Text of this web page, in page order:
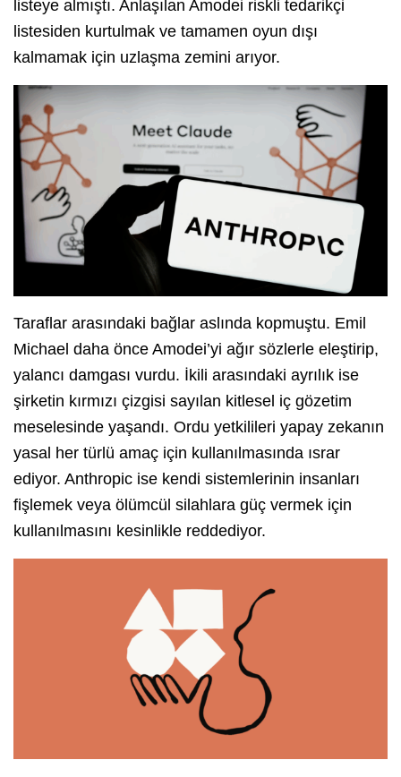
listeye almıştı. Anlaşılan Amodei riskli tedarikçi
listesiden kurtulmak ve tamamen oyun dışı
kalmamak için uzlaşma zemini arıyor.
Taraflar arasındaki bağlar aslında kopmuştu. Emil
Michael daha önce Amodei’yi ağır sözlerle eleştirip,
yalancı damgası vurdu. İkili arasındaki ayrılık ise
şirketin kırmızı çizgisi sayılan kitlesel iç gözetim
meselesinde yaşandı. Ordu yetkilileri yapay zekanın
yasal her türlü amaç için kullanılmasında ısrar
ediyor. Anthropic ise kendi sistemlerinin insanları
fişlemek veya ölümcül silahlara güç vermek için
kullanılmasını kesinlikle reddediyor.